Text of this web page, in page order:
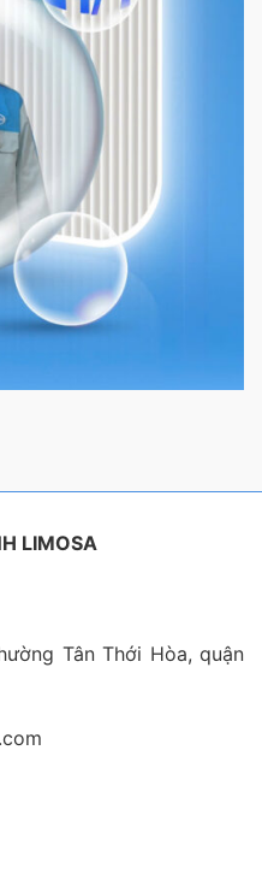
LIMOSA
Tân Thới Hòa, quận